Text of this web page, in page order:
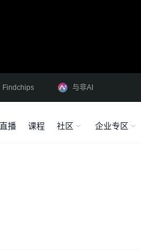
Findchips 与非AI
直播 课程 社区 企业专区